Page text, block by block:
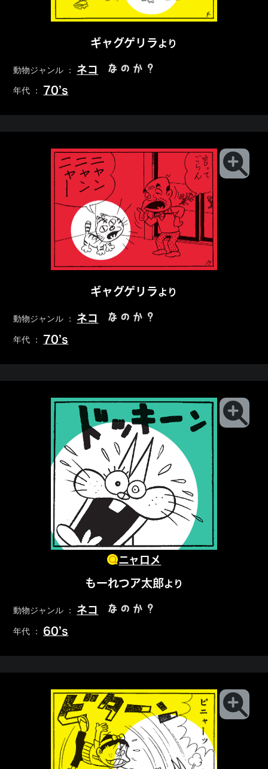
ギャグゲリラより
動物ジャンル ： ネコ なのか？
年代 ： 70’s
ギャグゲリラより
動物ジャンル ： ネコ なのか？
年代 ： 70’s
ニャロメ
もーれつア太郎より
動物ジャンル ： ネコ なのか？
年代 ： 60’s